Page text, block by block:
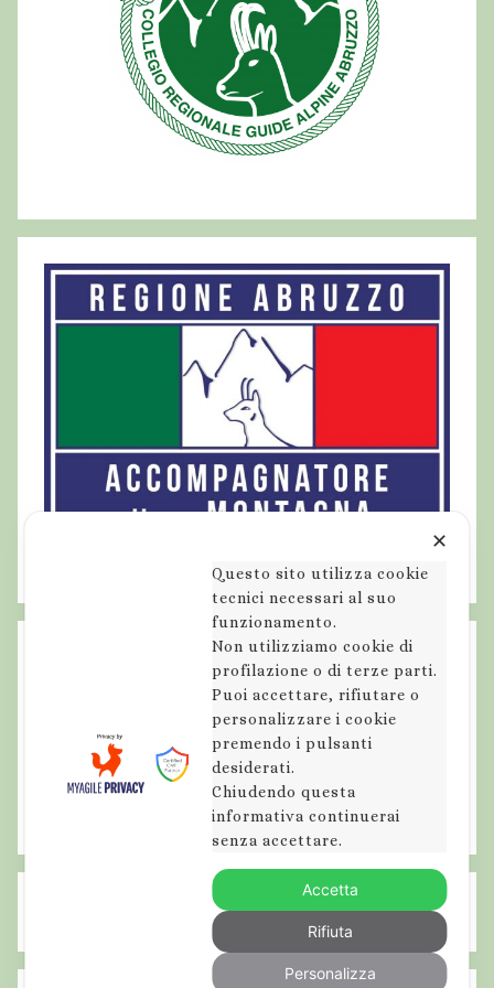
✕
Questo sito utilizza cookie
tecnici necessari al suo
funzionamento.
Non utilizziamo cookie di
profilazione o di terze parti.
Puoi accettare, rifiutare o
personalizzare i cookie
premendo i pulsanti
desiderati.
Chiudendo questa
informativa continuerai
senza accettare.
Accetta
Rifiuta
Personalizza